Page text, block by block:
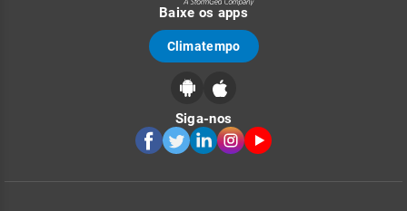
Baixe os apps
Climatempo
Siga-nos